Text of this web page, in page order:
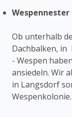
Ob unterhalb
Dachbalken, in
- Wespen
ansiedeln. Wir
in Langsdorf
Wespenkolonie.